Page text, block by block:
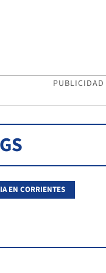
PUBLICIDAD
EN CORRIENTES